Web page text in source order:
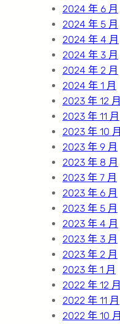
2024 年 6 月
2024 年 5 月
2024 年 4 月
2024 年 3 月
2024 年 2 月
2024 年 1 月
2023 年 12 月
2023 年 11 月
2023 年 10 月
2023 年 9 月
2023 年 8 月
2023 年 7 月
2023 年 6 月
2023 年 5 月
2023 年 4 月
2023 年 3 月
2023 年 2 月
2023 年 1 月
2022 年 12 月
2022 年 11 月
2022 年 10 月